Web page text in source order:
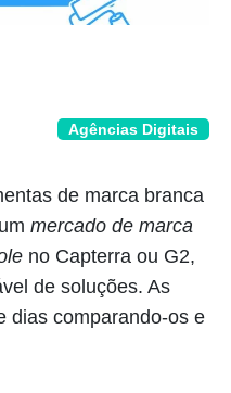
Agências Digitais
de marca branca
mercado de marca
no Capterra ou G2,
de soluções. As
dias comparando-os e